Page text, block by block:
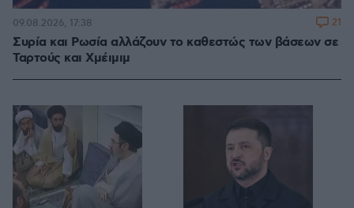
Συρία και Ρωσία αλλάζουν το καθεστώς των βάσεων σε
Ταρτούς και Χμέιμιμ
09.08.2026, 17:38 21